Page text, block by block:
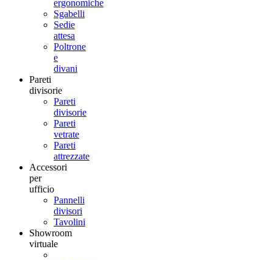
ergonomiche
Sgabelli
Sedie
attesa
Poltrone
e
divani
Pareti
divisorie
Pareti
divisorie
Pareti
vetrate
Pareti
attrezzate
Accessori
per
ufficio
Pannelli
divisori
Tavolini
Showroom
virtuale